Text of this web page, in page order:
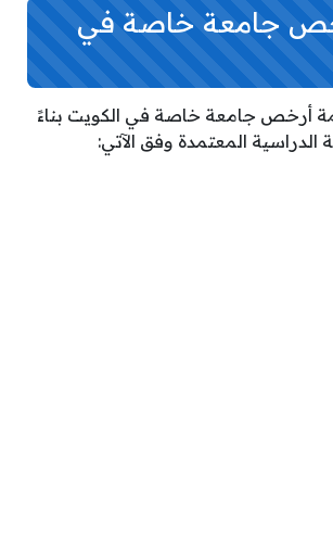
جامعة خاصة في
أرخص جامعة خاصة في الكويت بناءً
المعتمدة وفق الآتي: